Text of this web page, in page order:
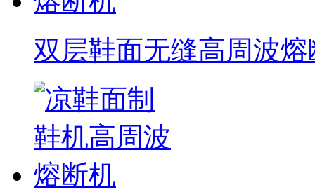
双层鞋面无缝高周波熔